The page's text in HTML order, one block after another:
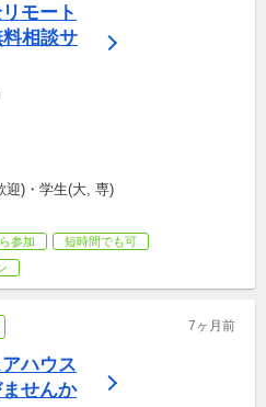
モート
相談サ
迎)・学生(大, 専)
参加
短時間でも可
7ヶ月前
ハウス
せんか